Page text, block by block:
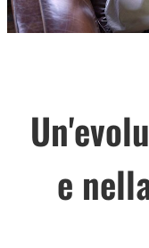
e